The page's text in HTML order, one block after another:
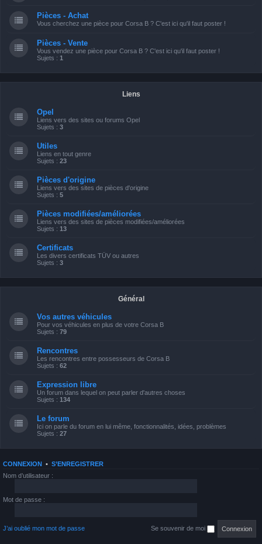
Pièces - Achat
Vous cherchez une pièce pour Corsa B ? C'est ici qu'il faut poster !
Pièces - Vente
Vous vendez une pièce pour Corsa B ? C'est ici qu'il faut poster !
Sujets : 1
Liens
Opel
Liens vers des sites ou forums Opel
Sujets : 3
Utiles
Liens en tout genre
Sujets : 23
Pièces d'origine
Liens vers des sites de pièces d'origine
Sujets : 5
Pièces modifiées/améliorées
Liens vers des sites de pièces modifiées/améliorées
Sujets : 13
Certificats
Les divers certificats TÜV ou autres
Sujets : 3
Général
Vos autres véhicules
Pour vos véhicules en plus de votre Corsa B
Sujets : 79
Rencontres
Les rencontres entre possesseurs de Corsa B
Sujets : 62
Expression libre
Un forum dans lequel on peut parler d'autres choses
Sujets : 134
Le forum
Ici on parle du forum en lui même, fonctionnalités, idées, problèmes
Sujets : 27
CONNEXION • S’ENREGISTRER
Nom d’utilisateur :
Mot de passe :
J’ai oublié mon mot de passe Se souvenir de moi